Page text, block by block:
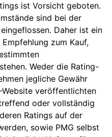
ist Vorsicht geboten.
sind bei der
Daher ist ein
zum Kauf,
Weder die Rating-
jegliche Gewähr
veröffentlichten
oder vollständig
Ratings auf der
sowie PMG selbst